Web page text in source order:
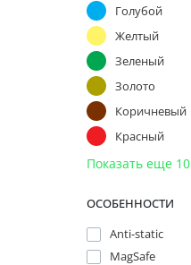
Голубой
Желтый
Зеленый
Золото
Коричневый
Красный
Показать еще 10
ОСОБЕННОСТИ
Anti-static
MagSafe